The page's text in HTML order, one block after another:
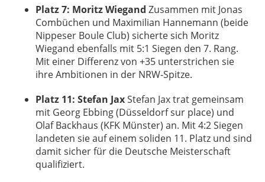
Platz 7: Moritz Wiegand Zusammen mit Jonas
Combüchen und Maximilian Hannemann (beide
Nippeser Boule Club) sicherte sich Moritz
Wiegand ebenfalls mit 5:1 Siegen den 7. Rang.
Mit einer Differenz von +35 unterstrichen sie
ihre Ambitionen in der NRW-Spitze.
Platz 11: Stefan JaxStefan Jax trat gemeinsam
mit Georg Ebbing (Düsseldorf sur place) und
Olaf Backhaus (KFK Münster) an. Mit 4:2 Siegen
landeten sie auf einem soliden 11. Platz und sind
damit sicher für die Deutsche Meisterschaft
qualifiziert.